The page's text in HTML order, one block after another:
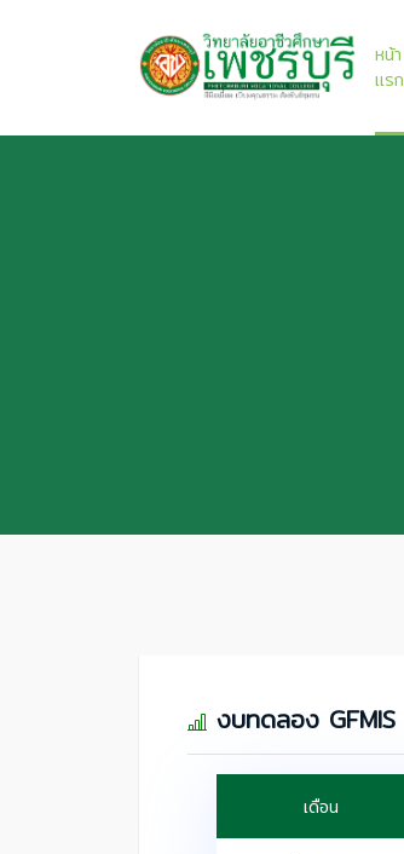
หน้า
แรก
งบทดลอง GFMIS
เดือน